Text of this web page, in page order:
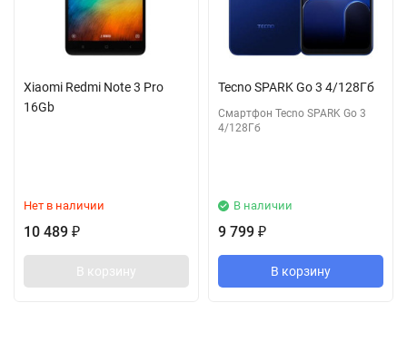
Xiaomi Redmi Note 3 Pro
16Gb
Нет в наличии
10 489 ₽
В корзину
Tecno SPARK Go 3 4/128Гб
Смартфон Tecno SPARK Go 3
4/128Гб
В наличии
9 799 ₽
В корзину